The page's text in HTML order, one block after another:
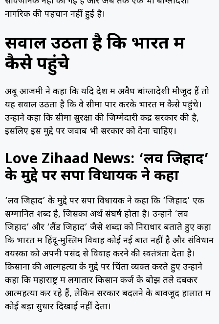
नागरिक की पहचान नहीं हुई है।
सवाल उठता है कि भारत में
कैसे पहुंचे
अबू आजमी ने कहा कि यदि देश में अवैध बांग्लादेशी मौजूद हैं तो
यह सवाल उठता है कि वे सीमा पार करके भारत में कैसे पहुंचे।
उन्होंने कहा कि सीमा सुरक्षा की जिम्मेदारी केंद्र सरकार की है,
इसलिए इस मुद्दे पर जवाब भी सरकार को देना चाहिए।
Love Zihaad News: ‘लव जिहाद’
के मुद्दे पर सपा विधायक ने कहा
‘लव जिहाद’ के मुद्दे पर सपा विधायक ने कहा कि ‘जिहाद’ एक
सम्मानित शब्द है, जिसका अर्थ संघर्ष होता है। उन्होंने ‘लव
जिहाद’ और ‘लैंड जिहाद’ जैसे शब्दों को निराधार बताते हुए कहा
कि भारत में हिंदू-मुस्लिम विवाह कोई नई बात नहीं है और संविधान
वयस्कों को अपनी पसंद से विवाह करने की स्वतंत्रता देता है।
किसानों की आत्महत्या के मुद्दे पर चिंता व्यक्त करते हुए उन्होंने
कहा कि महाराष्ट्र में लगातार किसान कर्ज के बोझ तले दबकर
आत्महत्या कर रहे हैं, लेकिन सरकारें बदलने के बावजूद हालात में
कोई बड़ा सुधार दिखाई नहीं देता।